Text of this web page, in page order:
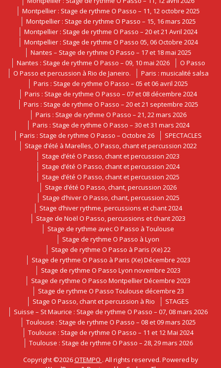
Montpellier : Stage de rythme O Passo – 11, 12 octobre 2025
Montpellier : Stage de rythme O Passo – 15, 16 mars 2025
Montpellier : Stage de rythme O Passo – 20 et 21 Avril 2024
Montpellier : Stage de rythme O Passo 05, 06 Octobre 2024
Nantes – Stage de rythme O Passo – 17 et 18 mai 2025
Nantes : Stage de rythme O Passo – 09, 10 mai 2026
O Passo
O Passo et percussion à Rio de Janeiro.
Paris : musicalité salsa
Paris : Stage de rythme O Passo – 05 et 06 avril 2025
Paris : Stage de rythme O Passo – 07 et 08 décembre 2024
Paris : Stage de rythme O Passo – 20 et 21 septembre 2025
Paris : Stage de rythme O Passo – 21, 22 mars 2026
Paris : Stage de rythme O Passo – 30 et 31 mars 2024
Paris : Stage de rythme O Passo – Octobre 26
SPECTACLES
Stage d’été à Marelles, O Passo, chant et percussion 2022
Stage d’été O Passo, chant et percussion 2023
Stage d’été O Passo, chant et percussion 2024
Stage d’été O Passo, chant et percussion 2025
Stage d’été O Passo, chant, percussion 2026
Stage d’hiver O Passo, chant, percussion 2025
Stage d’hiver rythme, percussions et chant 2024
Stage de Noël O Passo, percussions et chant 2023
Stage de rythme avec O Passo à Toulouse
Stage de rythme O Passo à Lyon
Stage de rythme O Passo à Paris (Xe) 22
Stage de rythme O Passo à Paris (Xe) Décembre 2023
Stage de rythme O Passo Lyon novembre 2023
Stage de rythme O Passo Montpellier Décembre 2023
Stage de rythme O Passo Toulouse décembre 23
Stage O Passo, chant et percussion à Rio
STAGES
Suisse – St Maurice : Stage de rythme O Passo – 07, 08 mars 2026
Toulouse : Stage de rythme O Passo – 08 et 09 mars 2025
Toulouse : Stage de rythme O Passo – 11 et 12 Mai 2024
Toulouse : Stage de rythme O Passo – 28, 29 mars 2026
Copyright ©2026OTEMPO . All rights reserved. Powered by